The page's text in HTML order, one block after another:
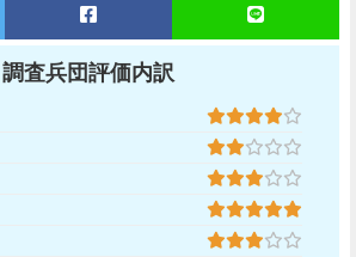
調査兵団評価内訳